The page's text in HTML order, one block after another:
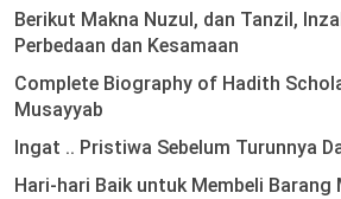
Berikut Makna Nuzul, dan Tanzil,
Perbedaan dan Kesamaan
Complete Biography of Hadith
Musayyab
Ingat .. Pristiwa Sebelum Turunnya
Hari-hari Baik untuk Membeli Barang